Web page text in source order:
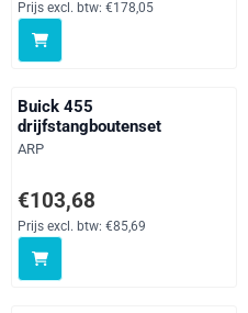
Prijs excl. btw: €178,05
Buick 455
drijfstangboutenset
Merk:
ARP
Prijs: 103,68, exclusief btw: 85,69
€103,68
Prijs excl. btw: €85,69